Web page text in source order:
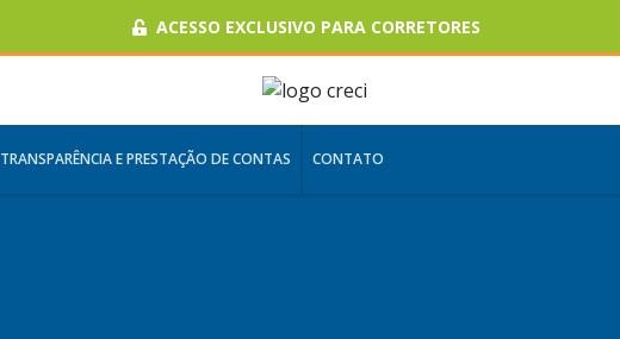
ACESSO EXCLUSIVO PARA CORRETORES
TRANSPARÊNCIA E PRESTAÇÃO DE CONTAS CONTATO